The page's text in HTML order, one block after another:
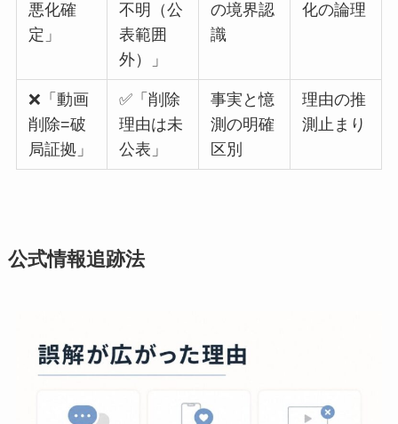
悪化確
定」
不明（公
表範囲
外）」
の境界認
識
化の論理
❌「動画
削除=破
局証拠」
✅「削除
理由は未
公表」
事実と憶
測の明確
区別
理由の推
測止まり
公式情報追跡法